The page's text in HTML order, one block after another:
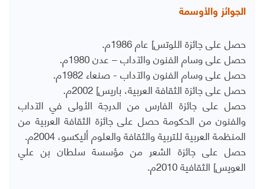
الجوائز والأوسمة
حصل على جائزة اللوتس] عام 1986م.
حصل على وسام الفنون والآداب – عدن 1980م.
حصل على وسام الفنون والآداب - صنعاء 1982م.
حصل على جائزة الثقافة العربية، باريس] 2002م.
حصل على جائزة الفارس من الدرجة الأولى في الآداب
والفنون من الحكومة حصل على جائزة الثقافة العربية من
المنظمة العربية للتربية والثقافة والعلوم أليكسو، 2004م.
حصل على جائزة الشعر من مؤسسة سلطان بن علي
العويس] الثقافية 2010م.